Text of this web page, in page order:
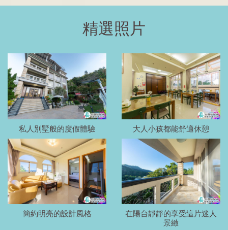
精選照片
私人別墅般的度假體驗 大人小孩都能舒適休憩
簡約明亮的設計風格
在陽台靜靜的享受這片迷人
景緻